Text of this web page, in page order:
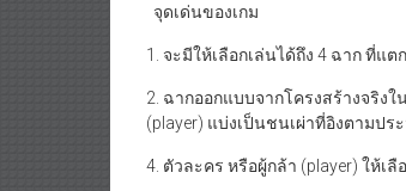
จุดเด่นของเกม
1. จะมีให้เลือกเล่นได้ถึง 4 ฉาก ที่แ
2. ฉากออกแบบจากโครงสร้างจริง
(player) แบ่งเป็นชนเผ่าที่อิงตามป
4. ตัวละคร หรือผู้กล้า (player) ให้เลื